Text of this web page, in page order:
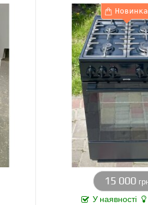
Новинка
15 000
У наявності